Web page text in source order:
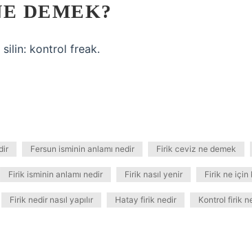
DEMEK?
silin: kontrol freak.
Fersun isminin anlamı nedir Firik ceviz ne demek
Firik isminin anlamı nedir Firik nasıl yenir Firik ne için
Firik nedir nasıl yapılır Hatay firik nedir Kontrol firik